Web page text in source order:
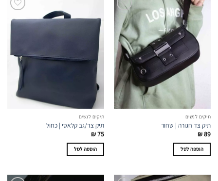
תיקים לנשים
תיק צד חגורה | שחור
₪89
הוספה לסל
תיקים לנשים
תיק צד/גב קלאסי | כחול
₪75
הוספה לסל